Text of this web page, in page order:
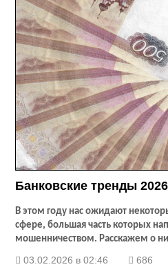
Банковские тренды
В этом году нас ожидают
сфере, большая часть которых
мошенничеством. Расскажем о
03.02.2026 в 02:46 686